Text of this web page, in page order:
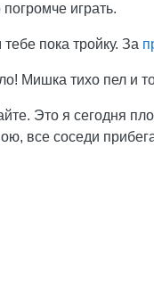
играть.
пока тройку. За
Мишка тихо пел и
Это я сегодня
все соседи